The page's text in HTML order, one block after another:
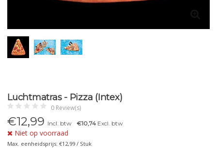
Luchtmatras - Pizza (Intex)
0 Review(s)
€12,99 Incl. btw €10,74 Excl. btw
Niet op voorraad
Max. eenheidsprijs: €12,99 / Stuk